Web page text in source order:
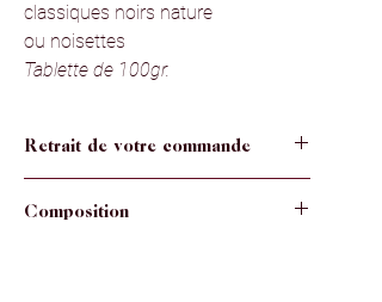
classiques noirs nature
ou noisettes
Tablette de 100gr.
Retrait de votre commande
magasin au8 rue Georges Clémenceau
Composition